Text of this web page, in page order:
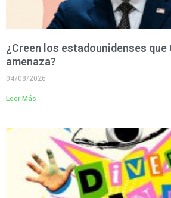
¿Creen los estadounidenses que
amenaza?
04/08/2026
Leer Más